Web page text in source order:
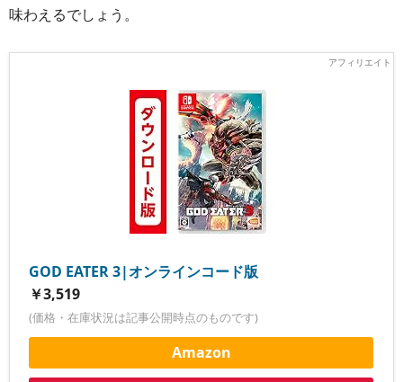
味わえるでしょう。
GOD EATER 3|オンラインコード版
￥3,519
(価格・在庫状況は記事公開時点のものです)
Amazon